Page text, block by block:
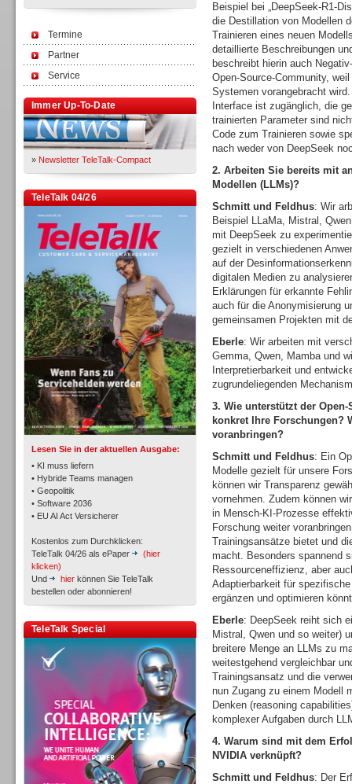
Termine
Partner
Service
Immer Up-To-Date
» Newsletter TeleTalk-Compact
TeleTalk 04/26
Lesen Sie in der aktuellen Ausgabe:
• KI muss liefern
• Hybride Teams managen
• Geopolitik
• Software 2036
• EU AI Act Versicherer
Kostenlos zum Durchklicken:
TeleTalk 04/26 als ePaper
(hier
klicken)
Und
hier können Sie TeleTalk
bestellen oder abonnieren!
TeleTalk Special
TK- und ACD-Systeme
Workforce-Management
Personal
Beispiel bei „DeepSeek-R1-
die Destillation von Modellen
Trainieren eines neuen
detaillierte Beschreibungen
beschreibt hierin auch
Open-Source-Community,
Systemen vorangebracht
Interface ist zugänglich, die
trainierten Parameter sind
Code zum Trainieren sowie
nach weder von DeepSeek
2. Arbeiten Sie bereits mit
Modellen (LLMs)?
Schmitt und Feldhus: Wir
Beispiel LLaMa, Mistral,
mit DeepSeek zu
gezielt in verschiedenen
auf der
digitalen Medien zu
Erklärungen für erkannte
auch für die Anonymisierung
gemeinsamen Projekten mit
Eberle: Wir arbeiten mit
Gemma, Qwen, Mamba und
Interpretierbarkeit und
zugrundeliegenden
3. Wie unterstützt der
konkret Ihre Forschungen?
voranbringen?
Schmitt und Feldhus: Ein
Modelle gezielt für unsere
können wir Transparenz
vornehmen. Zudem können
in Mensch-KI-Prozesse
Forschung weiter
Trainingsansätze bietet und
macht. Besonders spannend
Ressourceneffizienz, aber
Adaptierbarkeit für
ergänzen und optimieren
Eberle: DeepSeek reiht sich
Mistral, Qwen und so weiter)
breitere Menge an LLMs zu
weitestgehend vergleichbar
Trainingsansatz und die
nun Zugang zu einem Modell
Denken (reasoning
komplexer Aufgaben durch
4. Warum sind mit dem
NVIDIA verknüpft?
Schmitt und Feldhus: Der